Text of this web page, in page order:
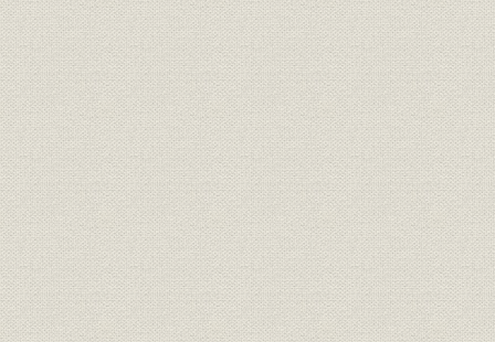
第一章 最近一〇年の当社の動き
第二章 各部門の最近一〇年の歩み
第一節 山林部門
第二節 木材・建材部門
第三節 住宅部門
第四節 事業開発部門
第五節 研究開発部門